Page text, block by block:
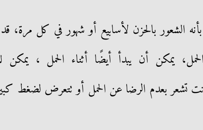
الشعور بالحزن لأسابيع أو شهور في كل
يمكن أن يبدأ أيضًا أثناء الحمل ،
تشعر بعدم الرضا عن الحمل أو تتعرض لضغط